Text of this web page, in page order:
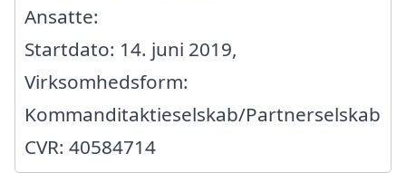
Ansatte:
Startdato: 14. juni 2019,
Virksomhedsform:
Kommanditaktieselskab/Partnerselskab
CVR: 40584714